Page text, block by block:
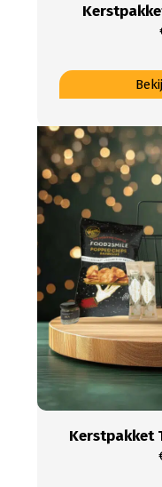
Dit
product
meerdere
variaties.
Deze
optie
kan
gekozen
worden
op
de
productpagina
Kerstpakket